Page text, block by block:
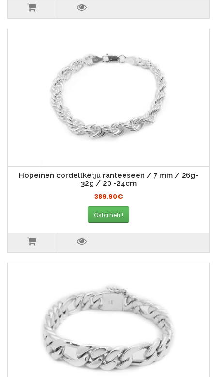
Hopeinen cordellketju ranteeseen / 7 mm / 26g-
32g / 20 -24cm
389.90€
Osta heti !